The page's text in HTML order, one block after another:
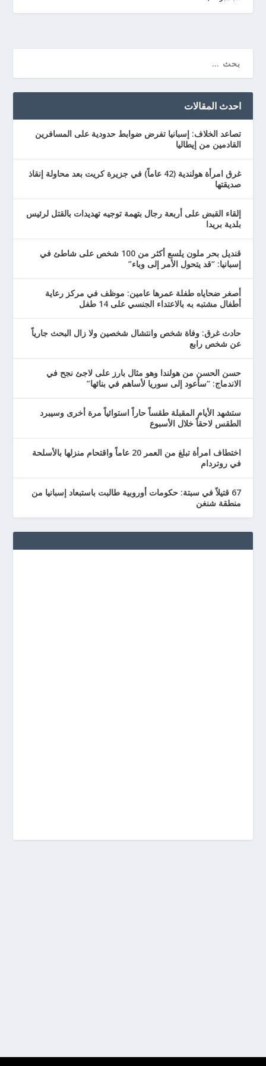
احدث المقالات
تصاعد الخلاف: إسبانيا تفرض ضوابط حدودية على المسافرين
القادمين من إيطاليا
غرق امرأة هولندية (42 عاماً) في جزيرة كريت بعد محاولة إنقاذ
صديقتها
إلقاء القبض على أربعة رجال بتهمة توجيه تهديدات بالقتل لرئيس
بلدية بريدا
قنديل بحر ملون يلسع أكثر من 100 شخص على شاطئ في
إسبانيا: “قد يتحول الأمر إلى وباء”
أصغر ضحاياه طفلة عمرها عامين: موظف في مركز رعاية
أطفال مشتبه به بالاعتداء الجنسي على 14 طفل
حادث غرق: وفاة شخص وانتشال شخصين ولا زال البحث جارياً
عن شخص رابع
حسن الحسن من هولندا وهو مثال بارز على لاجئ نجح في
الاندماج: “سأعود إلى سوريا لأساهم في بنائها”
ستشهد الأيام المقبلة طقساً حاراً استوائياً مرة أخرى وسيبرد
الطقس لاحقاً خلال الأسبوع
اختطاف امرأة تبلغ من العمر 20 عاماً واقتحام منزلها بالأسلحة
في روتردام
67 قتيلاً في سبتة: حكومات أوروبية طالبت باستبعاد إسبانيا من
منطقة شنغن